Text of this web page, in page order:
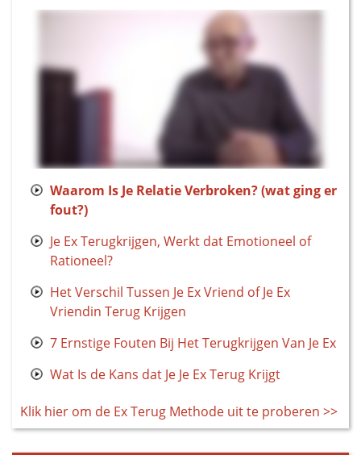
Waarom Is Je Relatie Verbroken? (wat ging er
fout?)
Je Ex Terugkrijgen, Werkt dat Emotioneel of
Rationeel?
Het Verschil Tussen Je Ex Vriend of Je Ex
Vriendin Terug Krijgen
7 Ernstige Fouten Bij Het Terugkrijgen Van Je Ex
Wat Is de Kans dat Je Je Ex Terug Krijgt
Klik hier om de Ex Terug Methode uit te proberen >>